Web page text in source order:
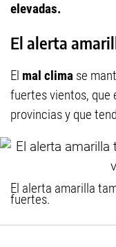
elevadas.
El alerta
El mal clima se
fuertes vientos, que
provincias y que
El alerta amarilla
fuertes.